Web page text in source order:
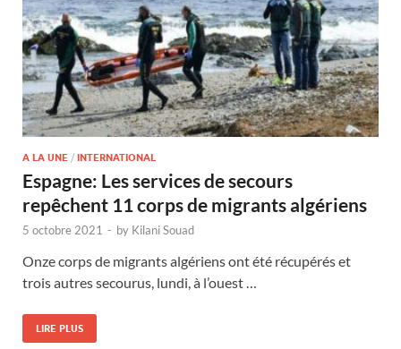
A LA UNE / INTERNATIONAL
Espagne: Les services de secours
repêchent 11 corps de migrants algériens
5 octobre 2021 - by Kilani Souad
Onze corps de migrants algériens ont été récupérés et
trois autres secourus, lundi, à l’ouest …
LIRE PLUS